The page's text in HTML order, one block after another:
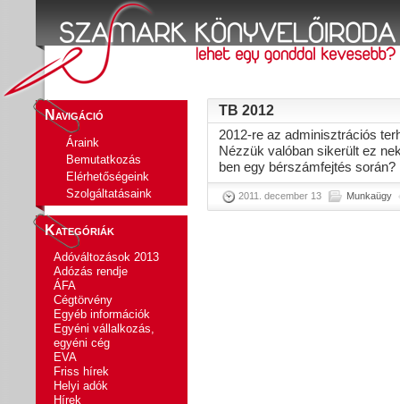
Navigáció
Áraink
Bemutatkozás
Elérhetőségeink
Szolgáltatásaink
Kategóriák
Adóváltozások 2013
Adózás rendje
ÁFA
Cégtörvény
Egyéb információk
Egyéni vállalkozás,
egyéni cég
EVA
Friss hírek
Helyi adók
Hírek
TB 2012
2012-re az adminisztrációs
Nézzük valóban sikerült ez
ben egy bérszámfejtés során?
2011. december 13 Munkaügy